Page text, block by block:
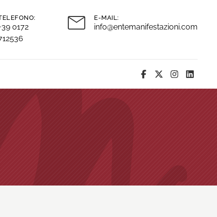
0172
E-MAIL:
info@entemanifestazioni.com